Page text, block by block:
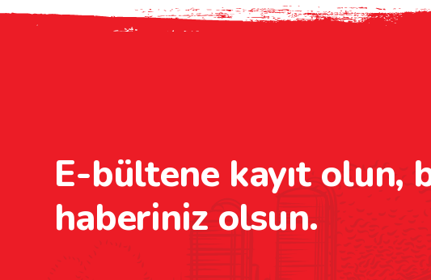
E-bültene kayıt olun,
haberiniz olsun.